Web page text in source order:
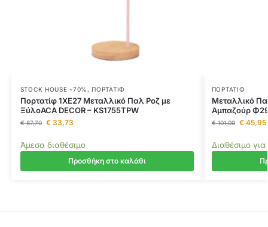
STOCK HOUSE -70% , ΠΟΡΤΑΤΊΦ
Πορτατίφ 1ΧΕ27 Μεταλλικό Παλ Ροζ με
ΞύλοACA DECOR – KS1755TPW
€87,70 €33,73
Άμεσα διαθέσιμο
Προσθήκη στο καλάθι
ΠΟΡΤΑΤΊΦ
Μεταλλικό
Αμπαζούρ
€101,09 €45,95
Διαθέσιμο